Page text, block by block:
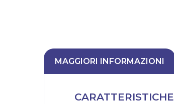
MAGGIORI INFORMAZIONI
CARATTERISTICHE